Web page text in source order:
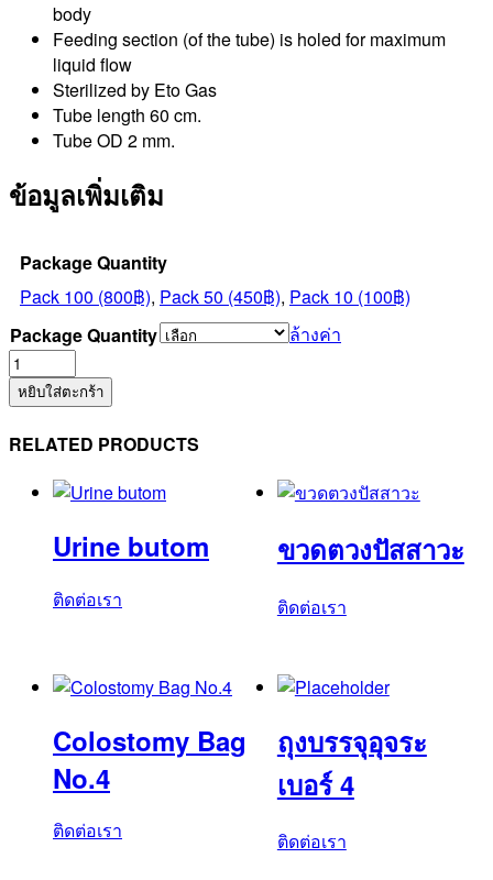
body
Feeding section (of the tube) is holed for maximum
liquid flow
Sterilized by Eto Gas
Tube length 60 cm.
Tube OD 2 mm.
ข้อมูลเพิ่มเติม
Package Quantity
Pack 100 (800฿), Pack 50 (450฿), Pack 10 (100฿)
Package Quantity
ล้างค่า
จำนวน
Suction
Control
Tube
(SUCT33TC)
หยิบใส่ตะกร้า
RELATED PRODUCTS
Urine butom
ติดต่อเรา
ขวดตวงปัสสาวะ
ติดต่อเรา
Colostomy Bag
No.4
ติดต่อเรา
ถุงบรรจุอุจระ
เบอร์ 4
ติดต่อเรา